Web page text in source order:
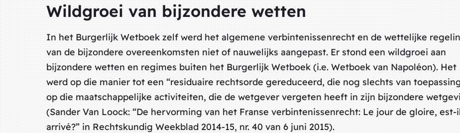
Wildgroei van bijzondere wetten
In het Burgerlijk Wetboek zelf werd het algemene verbintenissenrecht en de wettelijke
van de bijzondere overeenkomsten niet of nauwelijks aangepast. Er stond een wildgroei aan
bijzondere wetten en regimes buiten het Burgerlijk Wetboek (i.e. Wetboek van Napoléon). Het
werd op die manier tot een “residuaire rechtsorde gereduceerd, die nog slechts van
op die maatschappelijke activiteiten, die de wetgever vergeten heeft in zijn bijzondere
(Sander Van Loock: “De hervorming van het Franse verbintenissenrecht: Le jour de gloire, est-
arrivé?” in Rechtskundig Weekblad 2014-15, nr. 40 van 6 juni 2015).